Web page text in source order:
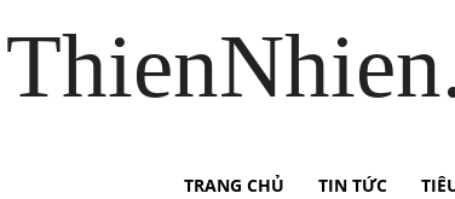
TRANG CHỦ TIN TỨC